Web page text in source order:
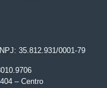
35.812.931/0001-79
– Centro